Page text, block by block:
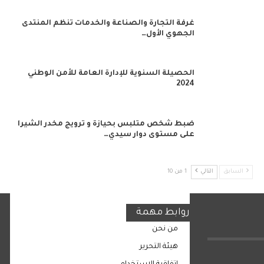
غرفة التجارة والصناعة والخدمات تنظم المنتدى
الجهوي الأول…
الحصيلة السنوية للإدارة العامة للأمن الوطني
2024
ضبط شخص متلبس بحيازة و ترويج مخدر الشيرا
على مستوى دوار سيدي…
السابق التالي 1 من 10
روابط مهمة
من نحن
هيئة التحرير